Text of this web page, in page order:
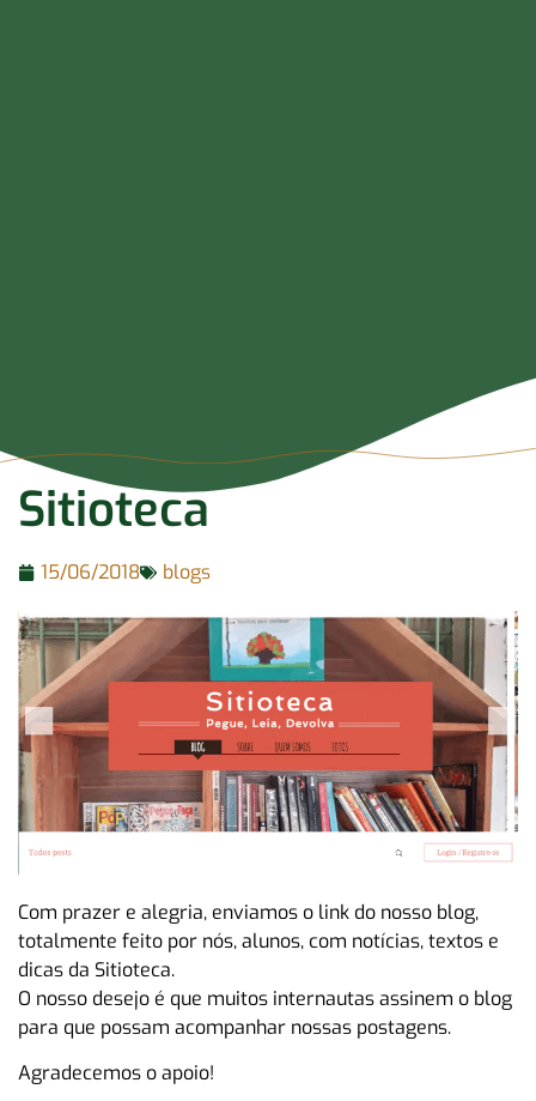
Sitioteca
15/06/2018 blogs
Com prazer e alegria, enviamos o link do nosso blog,
totalmente feito por nós, alunos, com notícias, textos e
dicas da Sitioteca.
O nosso desejo é que muitos internautas assinem o blog
para que possam acompanhar nossas postagens.
Agradecemos o apoio!